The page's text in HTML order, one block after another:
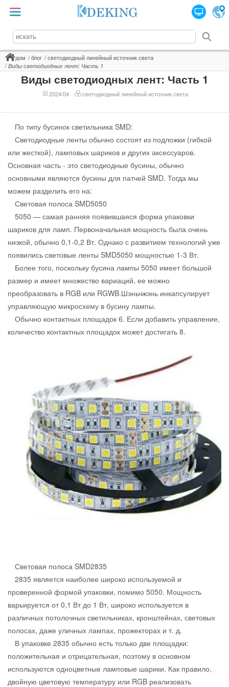
дом блог
светодиодный линейный источник света
Виды светодиодных лент: Часть 1
Виды светодиодных лент: Часть 1
2024/04 светодиодный линейный источник света
По типу бусинок светильника SMD:
Светодиодные ленты обычно состоят из подложки (гибкой
или жесткой), ламповых шариков и других аксессуаров.
Основная часть - это светодиодные бусины, обычно
основными являются бусины для патчей SMD. Тогда мы
можем разделить его на:
Световая полоса SMD5050
5050 — самая ранняя появившаяся форма упаковки
шариков для ламп. Первоначальная мощность была очень
низкой, обычно 0,1-0,2 Вт. Однако с развитием технологий уже
появились световые ленты SMD5050 мощностью 1-3 Вт.
Более того, поскольку бусина лампы 5050 имеет большой
размер и имеет множество вариаций, ее можно
преобразовать в RGB или RGWB.Шэньчжэнь инкапсулирует
управляющую микросхему в бусину лампы.
Обычно контактных площадок 6. Если добавить управление,
количество контактных площадок может достигать 8.
Световая полоса SMD2835
2835 является наиболее широко используемой и
проверенной формой упаковки, помимо 5050. Мощность
варьируется от 0,1 Вт до 1 Вт, широко используется в
различных потолочных светильниках, кронштейнах, световых
полосах, даже уличных лампах, прожекторах и т. д.
В упаковке 2835 обычно есть только две площадки:
положительная и отрицательная, поэтому в основном
используются одноцветные ламповые шарики. Как правило,
двойную цветовую температуру или RGB реализовать